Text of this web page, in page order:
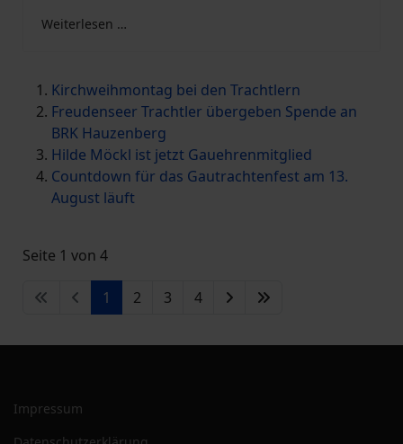
Weiterlesen …
Kirchweihmontag bei den Trachtlern
Freudenseer Trachtler übergeben Spende an
BRK Hauzenberg
Hilde Möckl ist jetzt Gauehrenmitglied
Countdown für das Gautrachtenfest am 13.
August läuft
Seite 1 von 4
1 2 3 4
Impressum